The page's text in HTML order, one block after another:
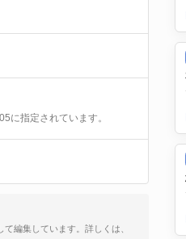
に指定されています。
編集しています。詳しくは、